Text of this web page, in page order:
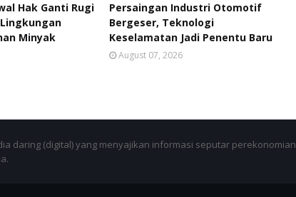
Hak Ganti Rugi
Minyak
Persaingan Industri Otomotif
Bergeser, Teknologi
Keselamatan Jadi Penentu Baru
August 07, 2026
daring (digital) yang menyajikan informasi seputar perekonomian